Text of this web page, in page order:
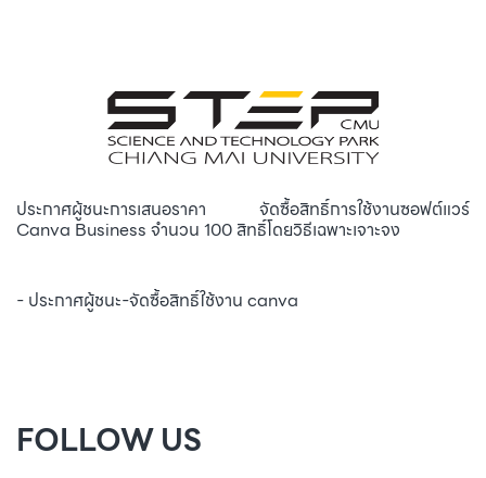
ประกาศผู้ชนะการเสนอราคา จัดซื้อสิทธิ์การใช้งานซอฟต์แวร์
Canva Business จำนวน 100 สิทธิ์โดยวิธีเฉพาะเจาะจง
- ประกาศผู้ชนะ-จัดซื้อสิทธิ์ใช้งาน canva
FOLLOW US